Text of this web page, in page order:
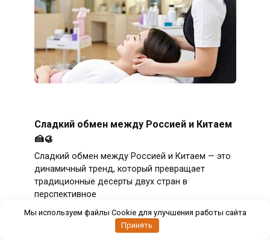
Сладкий обмен между Россией и Китаем
🍰🥮
Сладкий обмен между Россией и Китаем — это
динамичный тренд, который превращает
традиционные десерты двух стран в
перспективное
Мы используем файлы Cookie для улучшения работы сайта
Принять